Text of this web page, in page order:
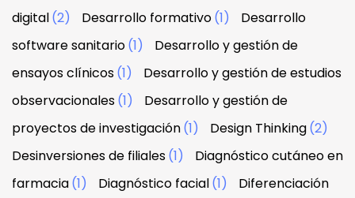
digital(2) Desarrollo formativo(1)
Desarrollo
software sanitario(1)
Desarrollo y gestión de
ensayos clínicos(1)
Desarrollo y gestión de estudios
observacionales(1)
Desarrollo y gestión de
proyectos de investigación(1) Design Thinking(2)
Desinversiones de filiales(1)
Diagnóstico cutáneo en
farmacia(1) Diagnóstico facial(1)
Diferenciación